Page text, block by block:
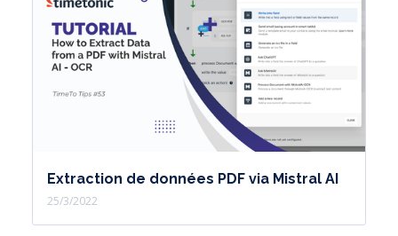
Extraction de données PDF via Mistral AI
25/3/2022